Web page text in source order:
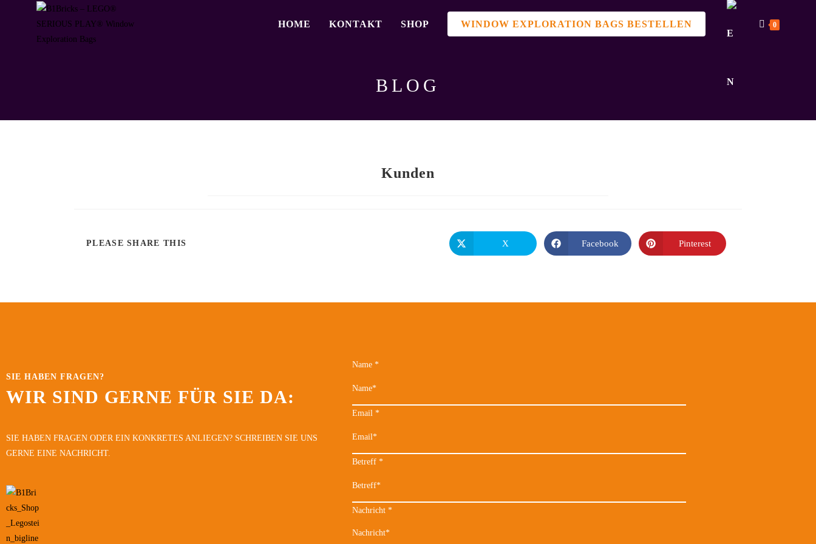
HOME KONTAKT SHOP WINDOW EXPLORATION BAGS BESTELLEN 0
BLOG
Kunden
PLEASE SHARE THIS X Facebook Pinterest
SIE HABEN FRAGEN?
WIR SIND GERNE FÜR SIE DA:
SIE HABEN FRAGEN ODER EIN KONKRETES ANLIEGEN? SCHREIBEN SIE UNS
GERNE EINE NACHRICHT.
Name *
Email *
Betreff *
Nachricht *